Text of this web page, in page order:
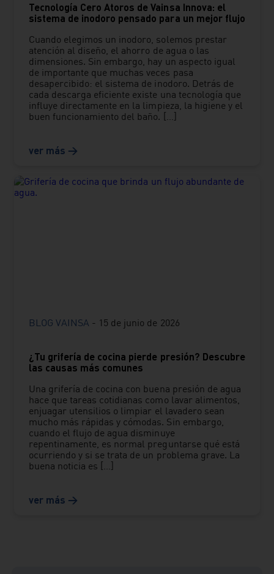
Tecnología Cero Atoros de Vainsa Innova: el
sistema de inodoro pensado para un mejor flujo
Cuando elegimos un inodoro, solemos prestar
atención al diseño, el ahorro de agua o las
dimensiones. Sin embargo, hay un aspecto igual
de importante que muchas veces pasa
desapercibido: el sistema de inodoro. Detrás de
cada descarga eficiente existe una tecnología que
influye directamente en la limpieza, la higiene y el
buen funcionamiento del baño. […]
BLOG VAINSA - 15 de junio de 2026
¿Tu grifería de cocina pierde presión? Descubre
las causas más comunes
Una grifería de cocina con buena presión de agua
hace que tareas cotidianas como lavar alimentos,
enjuagar utensilios o limpiar el lavadero sean
mucho más rápidas y cómodas. Sin embargo,
cuando el flujo de agua disminuye
repentinamente, es normal preguntarse qué está
ocurriendo y si se trata de un problema grave. La
buena noticia es […]